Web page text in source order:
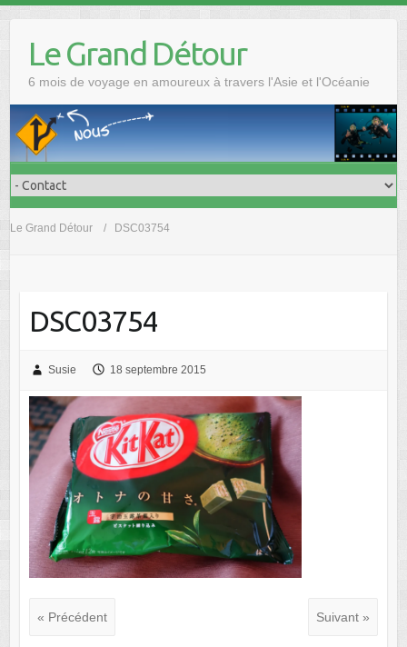
Le Grand Détour
6 mois de voyage en amoureux à travers l'Asie et l'Océanie
Le Grand Détour DSC03754
DSC03754
Susie 18 septembre 2015
« Précédent Suivant »